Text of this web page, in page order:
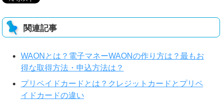
関連記事
WAONとは？電子マネーWAONの作り方は？最もお
得な取得方法・申込方法は？
プリペイドカードとは？クレジットカードとプリペ
イドカードの違い